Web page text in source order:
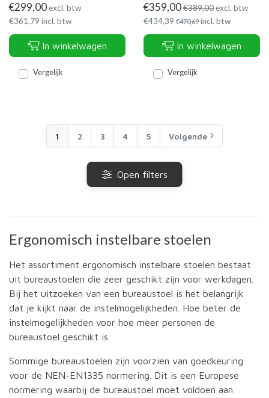
€299,00excl. btw
€361,79 incl. btw
In winkelwagen
Vergelijk
€359,00€389,00excl. btw
€434,39 €470,69 incl. btw
In winkelwagen
Vergelijk
1 2 3 4 5 Volgende
Open filters
Ergonomisch instelbare stoelen
Het assortiment ergonomisch instelbare stoelen bestaat
uit bureaustoelen die zeer geschikt zijn voor werkdagen.
Bij het uitzoeken van een bureaustoel is het belangrijk
dat je kijkt naar de instelmogelijkheden. Hoe beter de
instelmogelijkheden voor hoe meer personen de
bureaustoel geschikt is.
Sommige bureaustoelen zijn voorzien van goedkeuring
voor de NEN-EN1335 normering. Dit is een Europese
normering waarbij de bureaustoel moet voldoen aan